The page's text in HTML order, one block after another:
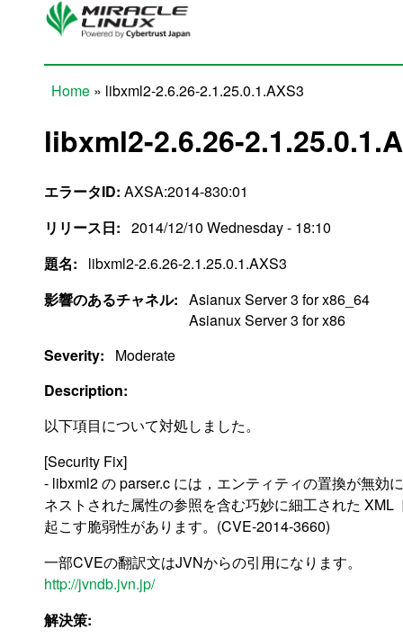
Skip to main content
Home » libxml2-2.6.26-2.1.25.0.1.AXS3
libxml2-2.6.26-
エラータID: AXSA:2014-830:01
リリース日: 2014/12/10 Wednesday - 18:10
題名:
libxml2-2.6.26-2.1.25.0.1.AXS3
影響のあるチャネル: Asianux Server 3 for x86_64
Asianux Server 3 for x86
Severity:
Moderate
Description:
以下項目について対処しました。
[Security Fix]
- libxml2 の parser.c には，エンティティの置換が無効
ネストされた属性の参照を含む巧妙に細工された
起こす脆弱性があります。(CVE-2014-3660)
一部CVEの翻訳文はJVNからの引用になります。
http://jvndb.jvn.jp/
解決策: